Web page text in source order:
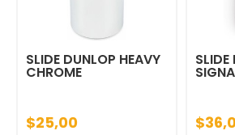
SLIDE DUNLOP HEAVY
CHROME
$25,00